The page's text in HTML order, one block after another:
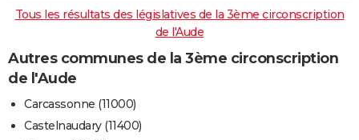
Tous les résultats des législatives de la 3ème circonscription
de l'Aude
Autres communes de la 3ème circonscription
de l'Aude
Carcassonne (11000)
Castelnaudary (11400)